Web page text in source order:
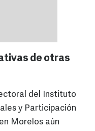
de otras
del Instituto
y Participación
Morelos aún